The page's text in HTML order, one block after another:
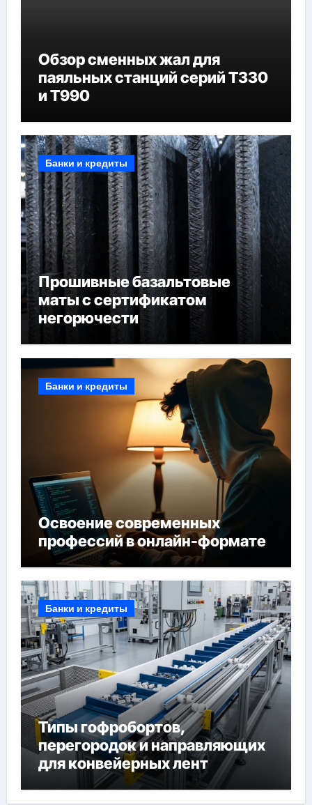
Обзор сменных жал для
паяльных станций серий T330
и T990
Банки и кредиты
Прошивные базальтовые
маты с сертификатом
негорючести
Банки и кредиты
Освоение современных
профессий в онлайн-формате
Банки и кредиты
Типы гофробортов,
перегородок и направляющих
для конвейерных лент